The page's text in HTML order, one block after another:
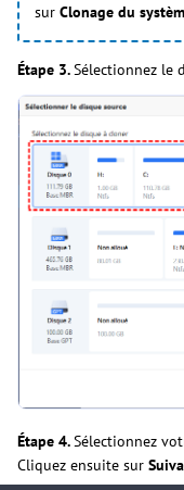
sur Clonage du
Étape 3. Sélectionnez le
Étape 4.Sélectionnez
Cliquez ensuite sur